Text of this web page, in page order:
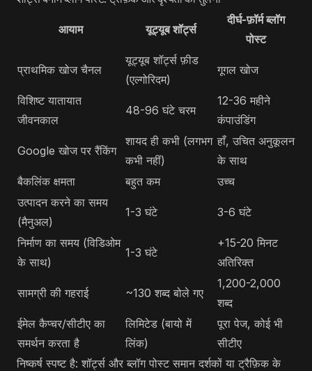
आयाम यूट्यूब शॉर्ट्स
दीर्घ-फ़ॉर्म ब्लॉग
पोस्ट
प्राथमिक खोज चैनल
यूट्यूब शॉर्ट्स फ़ीड
(एल्गोरिदम)
गूगल खोज
विशिष्ट यातायात
जीवनकाल
48-96 घंटे चरम
12-36 महीने
कंपाउंडिंग
Google खोज पर रैंकिंग
शायद ही कभी (लगभग
कभी नहीं)
हाँ, उचित अनुकूलन
के साथ
बैकलिंक क्षमता
बहुत कम
उच्च
उत्पादन करने का समय
(मैनुअल)
1-3 घंटे 3-6 घंटे
निर्माण का समय (विडिओम
के साथ)
1-3 घंटे
+15-20 मिनट
अतिरिक्त
सामग्री की गहराई ~130 शब्द बोले गए
1,200-2,000
शब्द
ईमेल कैप्चर/सीटीए का
समर्थन करता है
लिमिटेड (बायो में
लिंक)
पूरा पेज, कोई भी
सीटीए
निष्कर्ष स्पष्ट है: शॉर्ट्स और ब्लॉग पोस्ट समान दर्शकों या ट्रैफ़िक के